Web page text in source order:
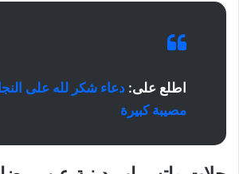
اطلع على: دعاء شكر لله على
مصيبة كبيرة